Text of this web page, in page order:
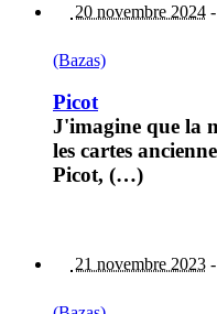
20 novembre 2024 -
(Bazas)
Picot
J'imagine que la
les cartes
Picot, (…)
21 novembre 2023 -